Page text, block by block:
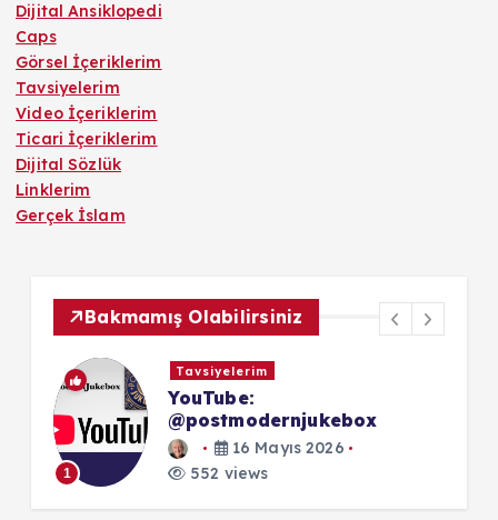
Dijital Ansiklopedi
Caps
Görsel İçeriklerim
Tavsiyelerim
Video İçeriklerim
Ticari İçeriklerim
Dijital Sözlük
Linklerim
Gerçek İslam
Bakmamış Olabilirsiniz
1
Tavsiyelerim
YouTube:
@postmodernjukebox
16 Mayıs 2026
552 views